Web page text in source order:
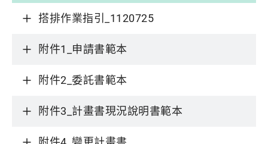
搭排作業指引_1120725
附件1_申請書範本
附件2_委託書範本
附件3_計畫書現況說明書範本